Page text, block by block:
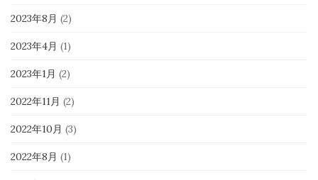
2023年8月 (2)
2023年4月 (1)
2023年1月 (2)
2022年11月 (2)
2022年10月 (3)
2022年8月 (1)